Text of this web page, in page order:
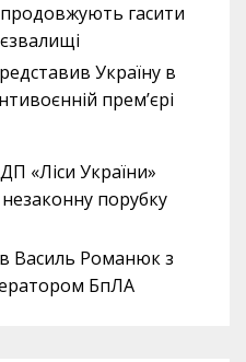
гасити
Україну в
прем’єрі
«Ліси України»
порубку
Василь Романюк з
БпЛА